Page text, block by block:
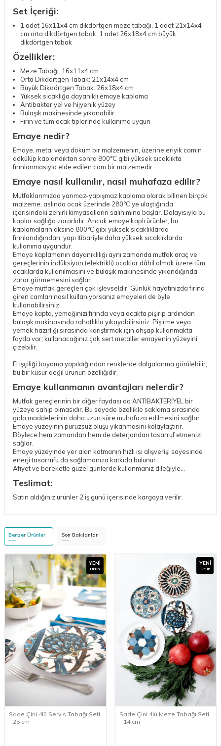
Set İçeriği:
1 adet 16x11x4 cm dikdörtgen meze tabağı, 1 adet 21x14x4
cm orta dikdörtgen tabak, 1 adet 26x18x4 cm büyük
dikdörtgen tabak
Özellikler:
Meze Tabağı: 16x11x4 cm
Orta Dikdörtgen Tabak: 21x14x4 cm
Büyük Dikdörtgen Tabak: 26x18x4 cm
Yüksek sıcaklığa dayanıklı emaye kaplama
Antibakteriyel ve hijyenik yüzey
Bulaşık makinesinde yıkanabilir
Fırın ve tüm ocak tiplerinde kullanıma uygun
Emaye nedir?
Emaye, metal veya döküm bir malzemenin, üzerine eriyik camın
dökülüp kaplandıktan sonra 800°C gibi yüksek sıcaklıkta
fırınlanmasıyla elde edilen cam bir malzemedir.
Emaye nasıl kullanılır, nasıl muhafaza edilir?
Mutfaklarımızda yanmaz-yapışmaz kaplama olarak bilinen birçok
malzeme, aslında ocak üzerinde 280°C'ye ulaştığında
içerisindeki zehirli kimyasalların salınımına başlar. Dolayısıyla bu
kaplar sağlığa zararlıdır. Ancak emaye kaplı ürünler, bu
kaplamaların aksine 800°C gibi yüksek sıcaklıklarda
fırınlandığından, yapı itibariyle daha yüksek sıcaklıklarda
kullanıma uygundur.
Emaye kaplamanın dayanıklılığı aynı zamanda mutfak araç ve
gereçlerinin indüksiyon (elektrikli) ocaklar dâhil olmak üzere tüm
ocaklarda kullanılmasını ve bulaşık makinesinde yıkandığında
zarar görmemesini sağlar.
Emaye mutfak gereçleri çok işlevseldir. Günlük hayatınızda fırına
giren camları nasıl kullanıyorsanız emayeleri de öyle
kullanabilirsiniz.
Emaye kapta, yemeğinizi fırında veya ocakta pişirip ardından
bulaşık makinasında rahatlıkla yıkayabilirsiniz. Pişirme veya
yemek hazırlığı sırasında karıştırmak için ahşap kullanmakta
fayda var; kullanacağınız çok sert metaller emayenin yüzeyini
çizebilir.
El işçiliği boyama yapıldığından renklerde dalgalanma görülebilir,
bu bir kusur değil ürünün özelliğidir.
Emaye kullanmanın avantajları nelerdir?
Mutfak gereçlerinin bir diğer faydası da ANTİBAKTERİYEL bir
yüzeye sahip olmasıdır. Bu sayede özellikle saklama sırasında
gıda maddelerinin daha uzun süre muhafaza edilmesini sağlar.
Emaye yüzeyinin pürüzsüz oluşu yıkanmasını kolaylaştırır.
Böylece hem zamandan hem de deterjandan tasarruf etmenizi
sağlar.
Emaye yüzeyinde yer alan katmanın hızlı ısı alışverişi sayesinde
enerji tasarrufu da sağlamanıza katkıda bulunur.
Afiyet ve bereketle güzel günlerde kullanmanız dileğiyle...
Teslimat:
Satın aldığınız ürünler 2 iş günü içerisinde kargoya verilir.
Benzer Ürünler Son Bakılanlar
YENI
Ürün
Sade Çini 4lü Servis Tabağı Seti
- 25 cm
YENI
Ürün
Sade Çini 4lü Meze Tabağı Seti
- 14 cm